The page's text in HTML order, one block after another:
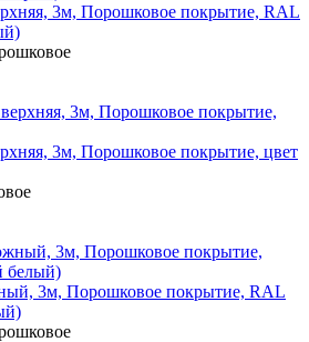
3м, Порошковое покрытие, RAL
3м, Порошковое покрытие, цвет
3м, Порошковое покрытие, RAL